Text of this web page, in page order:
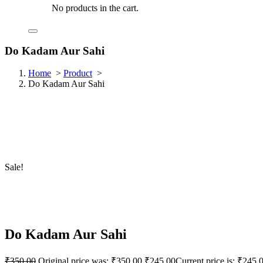
No products in the cart.
Do Kadam Aur Sahi
Home > Product>
Do Kadam Aur Sahi
Sale!
Do Kadam Aur Sahi
₹350.00 Original price was: ₹350.00. ₹245.00Current price is: